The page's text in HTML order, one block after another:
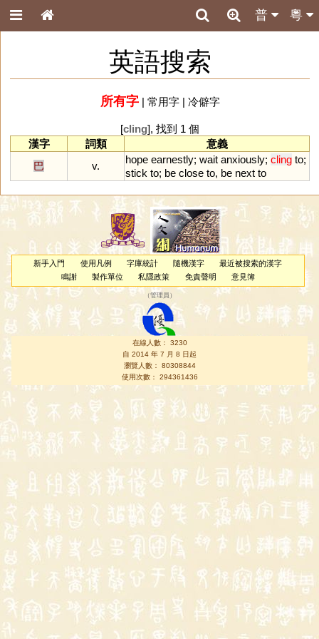
粵
普
英語搜索
所有字| 常用字| 冷僻字
[cling], 找到 1 個
漢字
詞類
意義
巴
v.
hope earnestly; wait anxiously; cling to;
stick to; be close to, be next to
新手入門 使用凡例 字庫統計 隨機漢字
最近被搜索的漢字
鳴謝
製作單位 私隱政策 免責聲明 意見簿
（管理員 ）
在線人數： 3230
自 2014 年 7 月 8 日起
瀏覽人數： 80308844
使用次數： 294361436